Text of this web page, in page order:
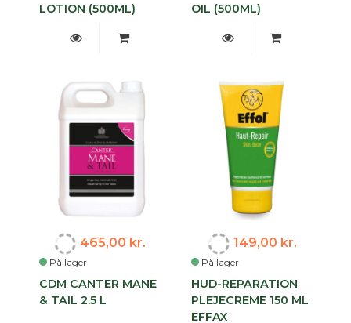
LOTION (500ML)
OIL (500ML)
På lager
465,00 kr.
CDM CANTER MANE
& TAIL 2.5 L
På lager
149,00 kr.
HUD-REPARATION
PLEJECREME 150 ML
EFFAX